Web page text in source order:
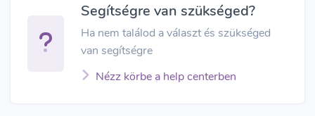
Segítségre van szükséged?
Ha nem találod a választ és szükséged
van segítségre
Nézz körbe a help centerben